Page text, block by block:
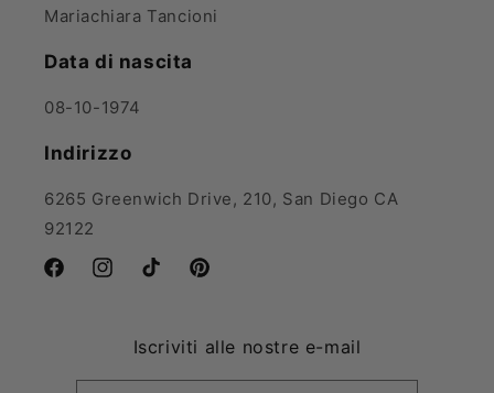
Mariachiara Tancioni
Data di nascita
08-10-1974
Indirizzo
6265 Greenwich Drive, 210, San Diego CA
92122
FacebookInstagramTikTok Pinterest
Iscriviti alle nostre e-mail